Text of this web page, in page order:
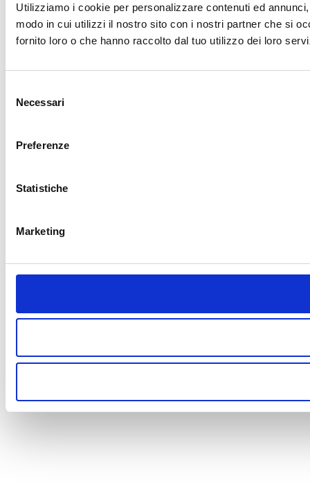
Utilizziamo i cookie per personalizzare contenuti ed
modo in cui utilizzi il nostro sito con i nostri partner che si
fornito loro o che hanno raccolto dal tuo utilizzo dei loro
delNecessari
Preferenze
Statistiche
Marketing